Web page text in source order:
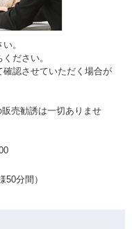
。
ださい。
認させていただく場合が
売勧誘は一切ありませ
分間）